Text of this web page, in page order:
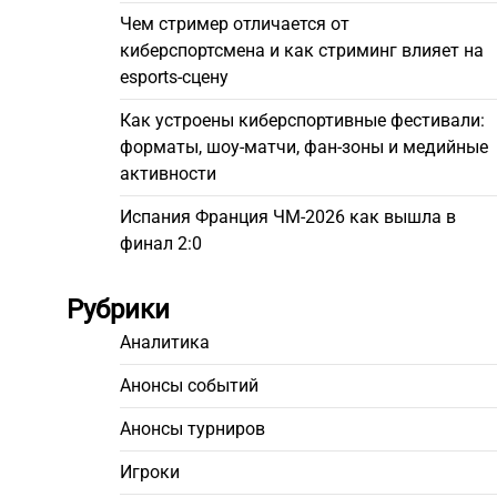
Чем стример отличается от
киберспортсмена и как стриминг влияет на
esports-сцену
Как устроены киберспортивные фестивали:
форматы, шоу-матчи, фан-зоны и медийные
активности
Испания Франция ЧМ-2026 как вышла в
финал 2:0
Рубрики
Аналитика
Анонсы событий
Анонсы турниров
Игроки